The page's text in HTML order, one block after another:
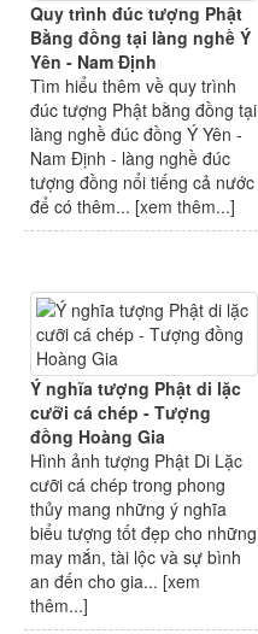
Quy trình đúc tượng Phật
Bằng đồng tại làng nghề Ý
Yên - Nam Định
Tìm hiểu thêm về quy trình
đúc tượng Phật bằng đồng tại
làng nghề đúc đồng Ý Yên -
Nam Định - làng nghề đúc
tượng đồng nổi tiếng cả nước
để có thêm... [xem thêm...]
Ý nghĩa tượng Phật di lặc
cưỡi cá chép - Tượng
đồng Hoàng Gia
Hình ảnh tượng Phật Di Lặc
cưỡi cá chép trong phong
thủy mang những ý nghĩa
biểu tượng tốt đẹp cho những
may mắn, tài lộc và sự bình
an đến cho gia... [xem
thêm...]